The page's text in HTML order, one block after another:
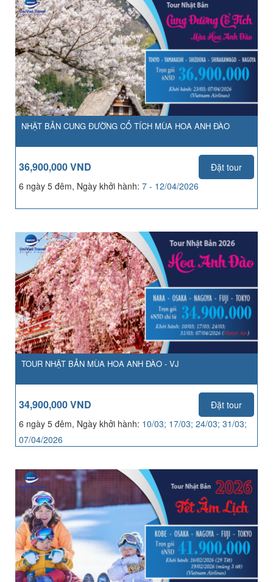
NHẬT BẢN CUNG ĐƯỜNG CỔ TÍCH MÙA HOA ANH ĐÀO
36,900,000 VND
Đặt tour
6 ngày 5 đêm, Ngày khởi hành: 7 - 12/04/2026
TOUR NHẬT BẢN MÙA HOA ANH ĐÀO - VJ
34,900,000 VND
Đặt tour
6 ngày 5 đêm, Ngày khởi hành: 10/03; 17/03; 24/03; 31/03;
07/04/2026